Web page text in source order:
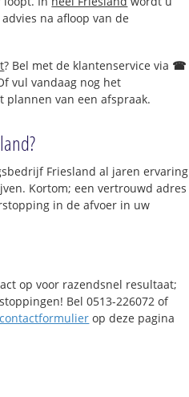
na afloop van de
? Bel met de klantenservice via ☎
vul vandaag nog het
van een afspraak.
Friesland al jaren ervaring
Kortom; een vertrouwd adres
in de afvoer in uw
op voor razendsnel resultaat;
Bel 0513-226072 of
contactformulier op deze pagina